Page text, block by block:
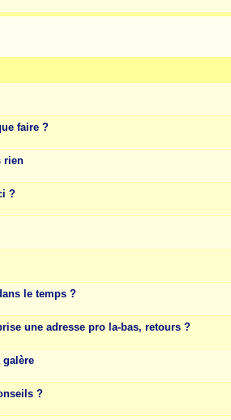
faire ?
rien
?
le temps ?
une adresse pro la-bas, retours ?
?